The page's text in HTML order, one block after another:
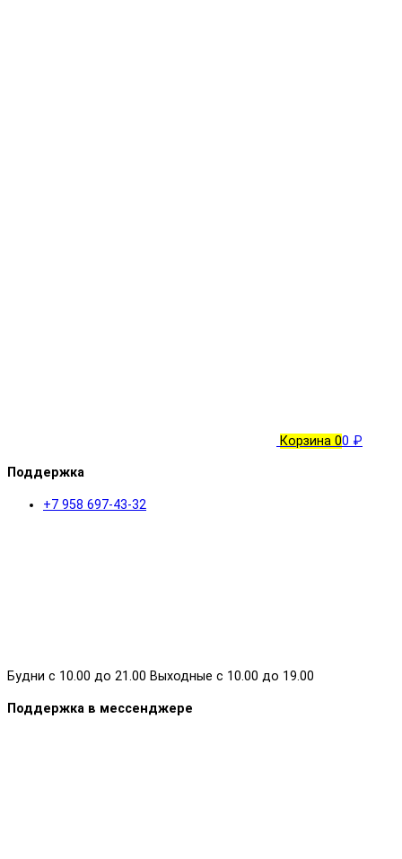
Корзина 00 ₽
Поддержка
+7 958 697-43-32
Будни с 10.00 до 21.00 Выходные с 10.00 до 19.00
Поддержка в мессенджере